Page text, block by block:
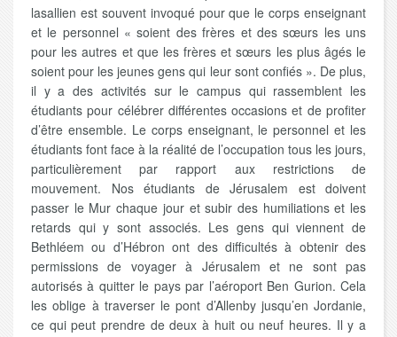
lasallien est souvent invoqué pour que le corps enseignant
et le personnel « soient des frères et des sœurs les uns
pour les autres et que les frères et sœurs les plus âgés le
soient pour les jeunes gens qui leur sont confiés ». De plus,
il y a des activités sur le campus qui rassemblent les
étudiants pour célébrer différentes occasions et de profiter
d’être ensemble. Le corps enseignant, le personnel et les
étudiants font face à la réalité de l’occupation tous les jours,
particulièrement par rapport aux restrictions de
mouvement. Nos étudiants de Jérusalem est doivent
passer le Mur chaque jour et subir des humiliations et les
retards qui y sont associés. Les gens qui viennent de
Bethléem ou d’Hébron ont des difficultés à obtenir des
permissions de voyager à Jérusalem et ne sont pas
autorisés à quitter le pays par l’aéroport Ben Gurion. Cela
les oblige à traverser le pont d’Allenby jusqu’en Jordanie,
ce qui peut prendre de deux à huit ou neuf heures. Il y a